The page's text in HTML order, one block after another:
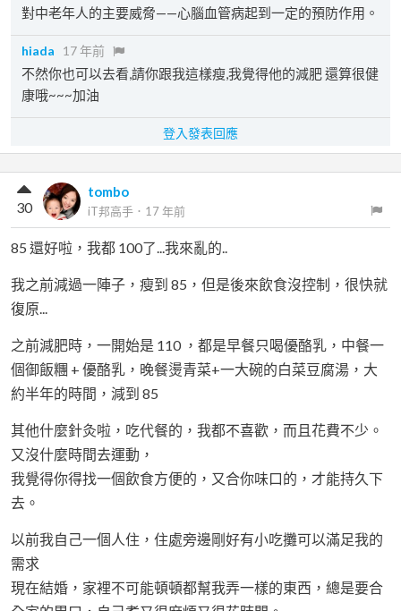
對中老年人的主要威脅——心腦血管病起到一定的預防作用。
hiada 17 年前
不然你也可以去看,請你跟我這樣瘦,我覺得他的減肥 還算很健
康哦~~~加油
登入發表回應
tombo
iT邦高手 ． 17 年前
30
85 還好啦，我都 100了...我來亂的..
我之前減過一陣子，瘦到 85，但是後來飲食沒控制，很快就
復原...
之前減肥時，一開始是 110 ，都是早餐只喝優酪乳，中餐一
個御飯糰 + 優酪乳，晚餐燙青菜+一大碗的白菜豆腐湯，大
約半年的時間，減到 85
其他什麼針灸啦，吃代餐的，我都不喜歡，而且花費不少。
又沒什麼時間去運動，
我覺得你得找一個飲食方便的，又合你味口的，才能持久下
去。
以前我自己一個人住，住處旁邊剛好有小吃攤可以滿足我的
需求
現在結婚，家裡不可能頓頓都幫我弄一樣的東西，總是要合